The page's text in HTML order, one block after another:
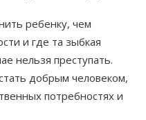
ребенку, чем
и где та зыбкая
нельзя преступать.
добрым человеком,
потребностях и